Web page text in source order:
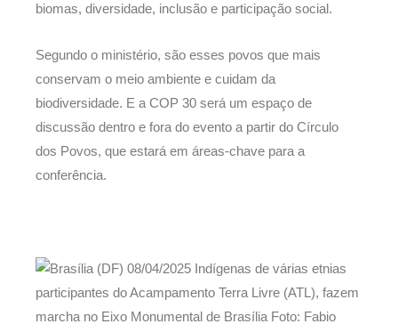
biomas, diversidade, inclusão e participação social.
Segundo o ministério, são esses povos que mais
conservam o meio ambiente e cuidam da
biodiversidade. E a COP 30 será um espaço de
discussão dentro e fora do evento a partir do Círculo
dos Povos, que estará em áreas-chave para a
conferência.